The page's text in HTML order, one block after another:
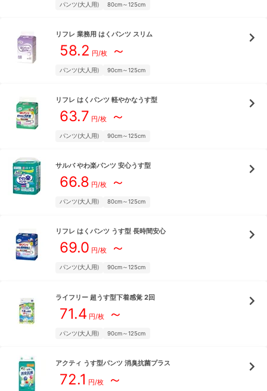
パンツ(大人用) 80cm～125cm
リフレ 業務用 はくパンツ スリム
58.2 円/枚～
パンツ(大人用) 90cm～125cm
リフレ はくパンツ 軽やかなうす型
63.7 円/枚～
パンツ(大人用) 90cm～125cm
サルバ やわ楽パンツ 安心うす型
66.8 円/枚～
パンツ(大人用) 80cm～125cm
リフレ はくパンツ うす型 長時間安心
69.0 円/枚～
パンツ(大人用) 90cm～125cm
ライフリー 超うす型下着感覚 2回
71.4 円/枚～
パンツ(大人用) 90cm～125cm
アクティ うす型パンツ 消臭抗菌プラス
72.1 円/枚～